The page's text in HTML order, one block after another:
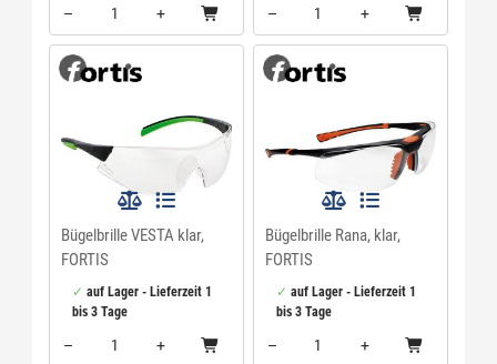
–
+
Menge: 1
–
+
Menge: 1
Bügelbrille VESTA klar,
FORTIS
auf Lager - Lieferzeit 1
bis 3 Tage
–
+
Bügelbrille Rana, klar,
FORTIS
auf Lager - Lieferzeit 1
bis 3 Tage
–
+